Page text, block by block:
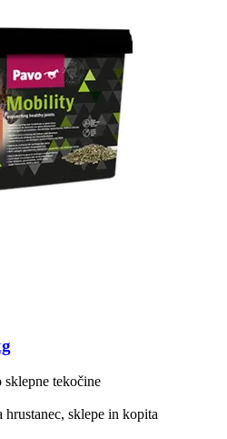
tekočine
hrustanec, sklepe in kopita